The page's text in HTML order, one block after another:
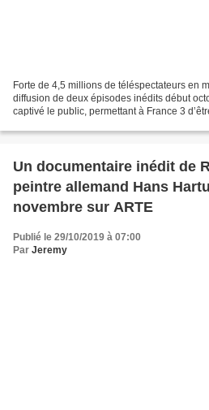
Forte de 4,5 millions de téléspectateurs en
diffusion de deux épisodes inédits début
captivé le public, permettant à France 3
Un documentaire inédit de
peintre allemand Hans
novembre sur ARTE
Publié le 29/10/2019 à 07:00
Par Jeremy